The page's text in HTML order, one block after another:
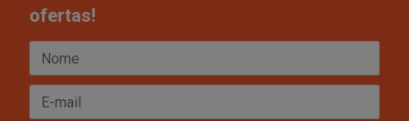
ofertas!